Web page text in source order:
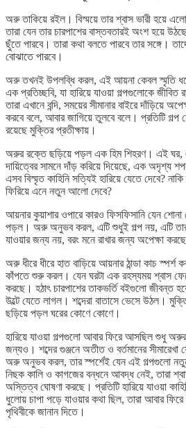
অরু তাকিয়ে রইল। বিস্ময়ে তার শ্বাস ভারী হয়ে
তারা যেন তার চারপাশের বাস্তবতারই অংশ হয়ে
ছুঁতে পারবে। তারা কথা বলতে পারবে তার সঙ্গে।
বোঝাতে পারবে।
অরু তখনই উপলব্ধি করল, এই আয়না কেবল স্মৃতি
এক প্রতিচ্ছবি, যা হারিয়ে যাওয়া গল্পগুলোকে জীবিত
তারা এখানে বন্দি, সময়ের সীমানার বাইরে দাঁড়িয়ে
করবে বলে, আবার জাগিয়ে তুলবে বলে। প্রতিটি গল্প
রয়েছে মুক্তির প্রতীক্ষায়।
অরুর রক্তে ছড়িয়ে পড়ল এক হিম শিহরণ। এই
দায়িত্বের সামনে দাঁড় করিয়ে দিয়েছে, এক অদৃশ্য
এসব বিস্মৃত কাহিনি সত্যিই হারিয়ে যেতে দেবে?
ফিরিয়ে এনে নতুন আলো দেবে?
আয়নার কুয়াশার ওপারে কারও ফিসফিসানি যেন
পড়ল। অরু অনুভব করল, এটি শুধুই গল্প নয়, এটি
যাওয়ার জন্য নয়, বরং মনে রাখার জন্য অপেক্ষা
অরু ধীরে ধীরে হাত বাড়িয়ে আয়নার ঠান্ডা কাচ স্পর্শ
কাঁপতে শুরু করল। যেন ঘরটা এক রহস্যময় শ্বাস
করছে। হঠাৎ চারপাশের তাকভর্তি বইগুলো জীবন্ত
উল্টে যেতে লাগল। শব্দেরা বাতাসে ভেসে উঠল।
ছড়িয়ে পড়ল ঘরের কোণে কোণে।
হারিয়ে যাওয়া গল্পগুলো আবার ফিরে আসছিল শুধু
জন্যও। শব্দের গুঞ্জনে অতীত ও বর্তমানের সীমারেখা
অরু অনুভব করল, তার স্পর্শেই যেন এই গল্পগুলো
নিছক কালি ও কাগজের বন্ধনে আবদ্ধ নেই, তারা
অস্তিত্ব ঘোষণা করছে। প্রতিটি হারিয়ে যাওয়া
ধুলোয় চাপা পড়ে যাওয়ার কথা ছিল, তারা আবার
পৃথিবীকে জানান দিতে।